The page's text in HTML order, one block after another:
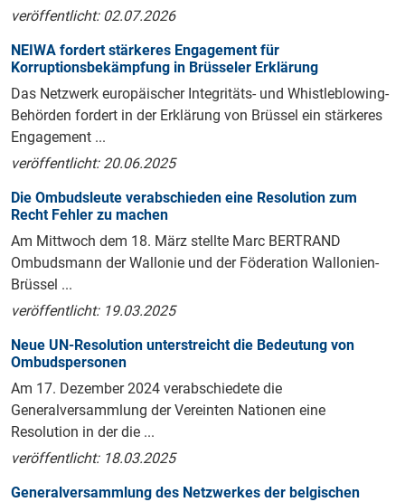
veröffentlicht: 02.07.2026
NEIWA fordert stärkeres Engagement für
Korruptionsbekämpfung in Brüsseler Erklärung
Das Netzwerk europäischer Integritäts- und Whistleblowing-
Behörden fordert in der Erklärung von Brüssel ein stärkeres
Engagement ...
veröffentlicht: 20.06.2025
Die Ombudsleute verabschieden eine Resolution zum
Recht Fehler zu machen
Am Mittwoch dem 18. März stellte Marc BERTRAND
Ombudsmann der Wallonie und der Föderation Wallonien-
Brüssel ...
veröffentlicht: 19.03.2025
Neue UN-Resolution unterstreicht die Bedeutung von
Ombudspersonen
Am 17. Dezember 2024 verabschiedete die
Generalversammlung der Vereinten Nationen eine
Resolution in der die ...
veröffentlicht: 18.03.2025
Generalversammlung des Netzwerkes der belgischen